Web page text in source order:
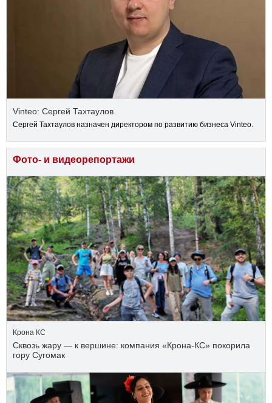
Vinteo: Сергей Тахтаулов
Сергей Тахтаулов назначен директором по развитию бизнеса Vinteo.
Фото- и видеорепортажи
Крона КС
Сквозь жару — к вершине: компания «Крона‑КС» покорила
гору Сугомак